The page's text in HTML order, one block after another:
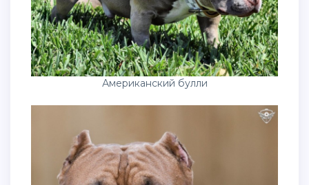
Американский булли